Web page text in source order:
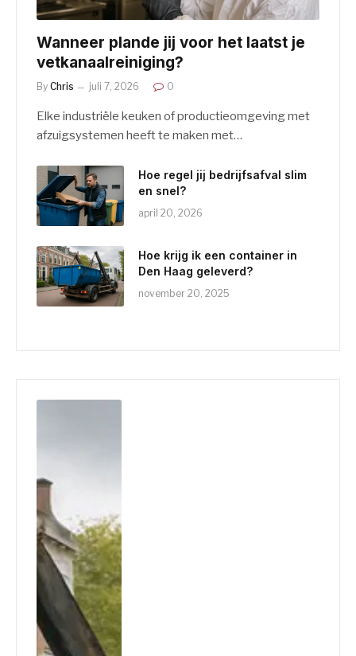
Wanneer plande jij voor het laatst je
vetkanaalreiniging?
By Chris juli 7, 2026 0
Elke industriële keuken of productieomgeving met
afzuigsystemen heeft te maken met…
Hoe regel jij bedrijfsafval slim
en snel?
april 20, 2026
Hoe krijg ik een container in
Den Haag geleverd?
november 20, 2025